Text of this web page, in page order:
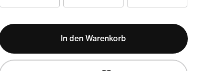
In den Warenkorb